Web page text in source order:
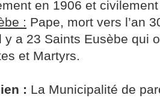
en 1906 et
: Pape, mort vers l’an
y a 23 Saints Eusèbe qui
et Martyrs.
: La Municipalité de